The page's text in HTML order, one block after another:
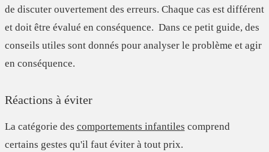
de discuter ouvertement des erreurs. Chaque cas est différent
et doit être évalué en conséquence. Dans ce petit guide, des
conseils utiles sont donnés pour analyser le problème et agir
en conséquence.
Réactions à éviter
La catégorie des comportements infantiles comprend
certains gestes qu'il faut éviter à tout prix.